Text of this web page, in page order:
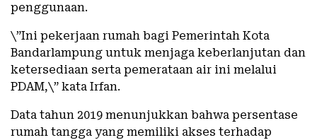
penggunaan.
\”Ini pekerjaan rumah bagi Pemerintah Kota
Bandarlampung untuk menjaga keberlanjutan dan
ketersediaan serta pemerataan air ini melalui
PDAM,\” kata Irfan.
Data tahun 2019 menunjukkan bahwa persentase
rumah tangga yang memiliki akses terhadap